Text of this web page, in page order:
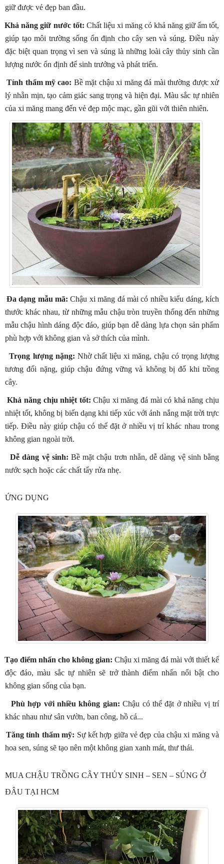
giữ được vẻ đẹp ban đầu.
Khả năng giữ nước tốt: Chất liệu xi măng có khả năng giữ ẩm tốt,
giúp tạo môi trường sống ổn định cho cây sen và súng. Điều này
đặc biệt quan trọng vì sen và súng là những loài cây thủy sinh cần
lượng nước ổn định để sinh trưởng và phát triển.
Tính thẩm mỹ cao: Bề mặt chậu xi măng đá mài thường được xử
lý nhẵn mịn, tạo cảm giác sang trọng và hiện đại. Màu sắc tự nhiên
của xi măng mang đến vẻ đẹp mộc mạc, gần gũi với thiên nhiên.
Đa dạng mẫu mã: Chậu xi măng đá mài có nhiều kiểu dáng, kích
thước khác nhau, từ những mẫu chậu tròn truyền thống đến những
mẫu chậu hình dáng độc đáo, giúp bạn dễ dàng lựa chọn sản phẩm
phù hợp với không gian và sở thích của mình.
Trọng lượng nặng: Nhờ chất liệu xi măng, chậu có trọng lượng
tương đối nặng, giúp chậu đứng vững và không bị đổ khi trồng
cây.
Khả năng chịu nhiệt tốt: Chậu xi măng đá mài có khả năng chịu
nhiệt tốt, không bị biến dạng khi tiếp xúc với ánh nắng mặt trời trực
tiếp. Điều này giúp chậu có thể đặt ở nhiều vị trí khác nhau trong
không gian ngoài trời.
Dễ dàng vệ sinh: Bề mặt chậu trơn nhẵn, dễ dàng vệ sinh bằng
nước sạch hoặc các chất tẩy rửa nhẹ.
ỨNG DỤNG
Tạo điểm nhấn cho không gian: Chậu xi măng đá mài với thiết kế
độc đáo, màu sắc tự nhiên sẽ trở thành điểm nhấn nổi bật cho
không gian sống của bạn.
Phù hợp với nhiều không gian: Chậu có thể đặt ở nhiều vị trí
khác nhau như sân vườn, ban công, hồ cá...
Tăng tính thẩm mỹ: Sự kết hợp giữa vẻ đẹp của chậu xi măng và
hoa sen, súng sẽ tạo nên một không gian xanh mát, thư thái.
MUA CHẬU TRỒNG CÂY THỦY SINH – SEN – SÚNG Ở
ĐÂU TẠI HCM